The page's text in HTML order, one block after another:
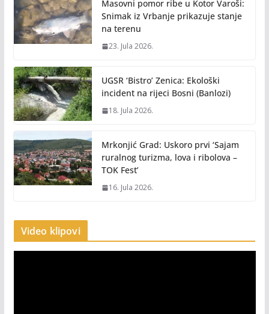
Masovni pomor ribe u Kotor Varoši:
Snimak iz Vrbanje prikazuje stanje
na terenu
23. Jula 2026.
UGSR ‘Bistro’ Zenica: Ekološki
incident na rijeci Bosni (Banlozi)
18. Jula 2026.
Mrkonjić Grad: Uskoro prvi ‘Sajam
ruralnog turizma, lova i ribolova –
TOK Fest’
16. Jula 2026.
Video klipovi